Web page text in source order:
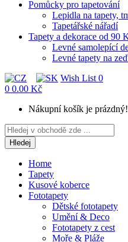
Pomůcky pro tapetování
Lepidla na tapety,
Tapetářské nářadí
Tapety a dekorace od 90
Levné samolepící
Levné tapety na zeď
Wish List 0
0 0.00 Kč
Nákupní košík je prázdný!
Hledej
Home
Tapety
Kusové koberce
Fototapety
Dětské fototapety
Umění & Deco
Fototapety z cest
Moře & Pláže